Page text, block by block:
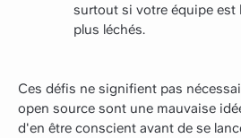
surtout si votre équipe est
plus léchés.
Ces défis ne signifient pas
open source sont une mauvaise
d'en être conscient avant de se